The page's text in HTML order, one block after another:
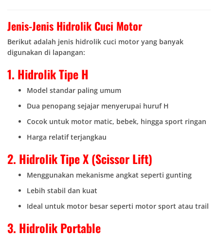
Jenis-Jenis Hidrolik Cuci Motor
Berikut adalah jenis hidrolik cuci motor yang banyak
digunakan di lapangan:
1. Hidrolik Tipe H
Model standar paling umum
Dua penopang sejajar menyerupai huruf H
Cocok untuk motor matic, bebek, hingga sport ringan
Harga relatif terjangkau
2. Hidrolik Tipe X (Scissor Lift)
Menggunakan mekanisme angkat seperti gunting
Lebih stabil dan kuat
Ideal untuk motor besar seperti motor sport atau trail
3. Hidrolik Portable